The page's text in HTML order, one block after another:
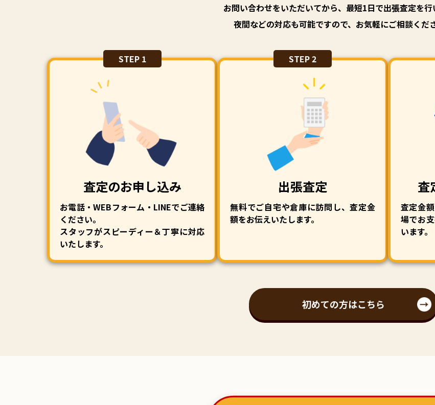
お問い合わせをいただいてから、最短1日で出張査定を行
夜間などの対応も可能ですので、お気軽にご相談くだ
STEP 1
査定のお申し込み
お電話・WEBフォーム・LINEでご連絡
ください。
スタッフがスピーディー＆丁寧に対応
いたします。
STEP 2
出張査定
無料でご自宅や倉庫に訪問し、査定金
額をお伝えいたします。
査
査定金
場でお
います。
初めての方はこちら